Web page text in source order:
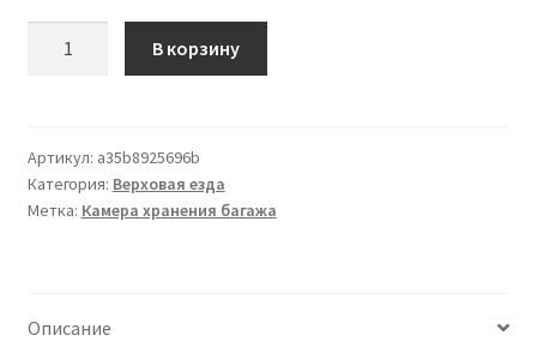
Оформление заказа
Скидки
Marsupio
В корзину
Артикул: a35b8925696b
Категория: Верховая езда
Метка: Камера хранения багажа
Описание